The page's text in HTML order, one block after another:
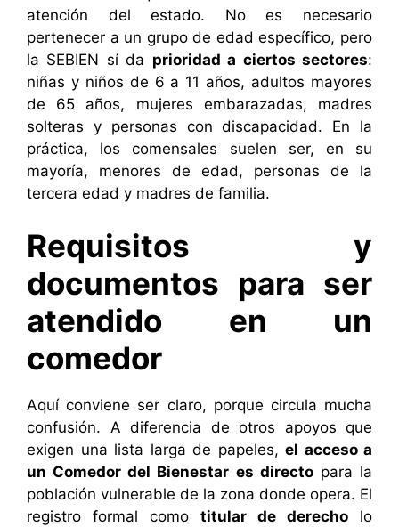
atención del estado. No es necesario
pertenecer a un grupo de edad específico, pero
la SEBIEN sí da prioridad a ciertos sectores:
niñas y niños de 6 a 11 años, adultos mayores
de 65 años, mujeres embarazadas, madres
solteras y personas con discapacidad. En la
práctica, los comensales suelen ser, en su
mayoría, menores de edad, personas de la
tercera edad y madres de familia.
Requisitos y
documentos para ser
atendido en un
comedor
Aquí conviene ser claro, porque circula mucha
confusión. A diferencia de otros apoyos que
exigen una lista larga de papeles, el acceso a
un Comedor del Bienestar es directopara la
población vulnerable de la zona donde opera. El
registro formal como titular de derecho lo